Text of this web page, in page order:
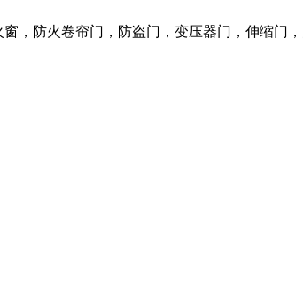
，防火卷帘门，防盗门，变压器门，伸缩门